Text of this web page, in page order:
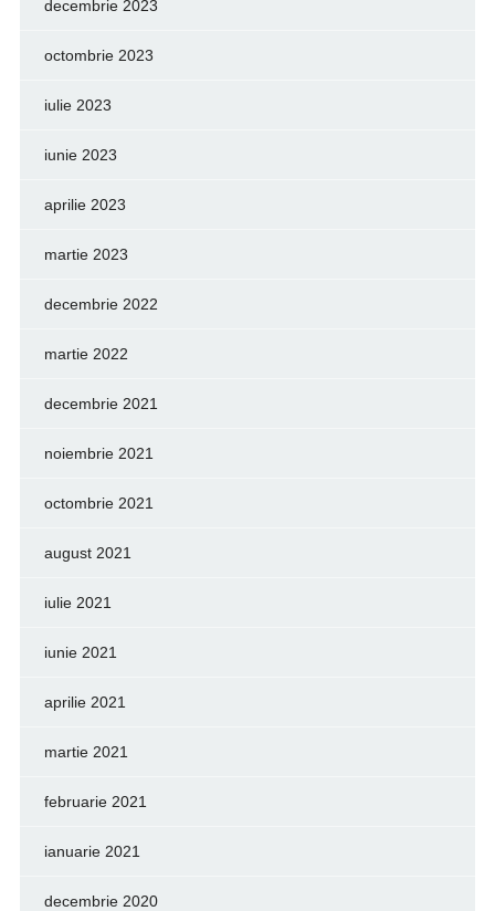
decembrie 2023
octombrie 2023
iulie 2023
iunie 2023
aprilie 2023
martie 2023
decembrie 2022
martie 2022
decembrie 2021
noiembrie 2021
octombrie 2021
august 2021
iulie 2021
iunie 2021
aprilie 2021
martie 2021
februarie 2021
ianuarie 2021
decembrie 2020